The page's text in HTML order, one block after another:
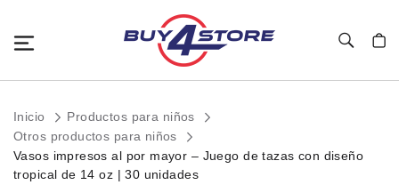
Inicio
Productos para niños
Otros productos para niños
Vasos impresos al por mayor – Juego de tazas con diseño
tropical de 14 oz | 30 unidades